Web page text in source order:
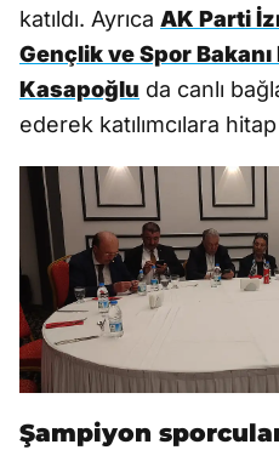
katıldı. Ayrıca AK Parti
Gençlik ve Spor
Kasapoğlu da canlı
ederek katılımcılara
Şampiyon